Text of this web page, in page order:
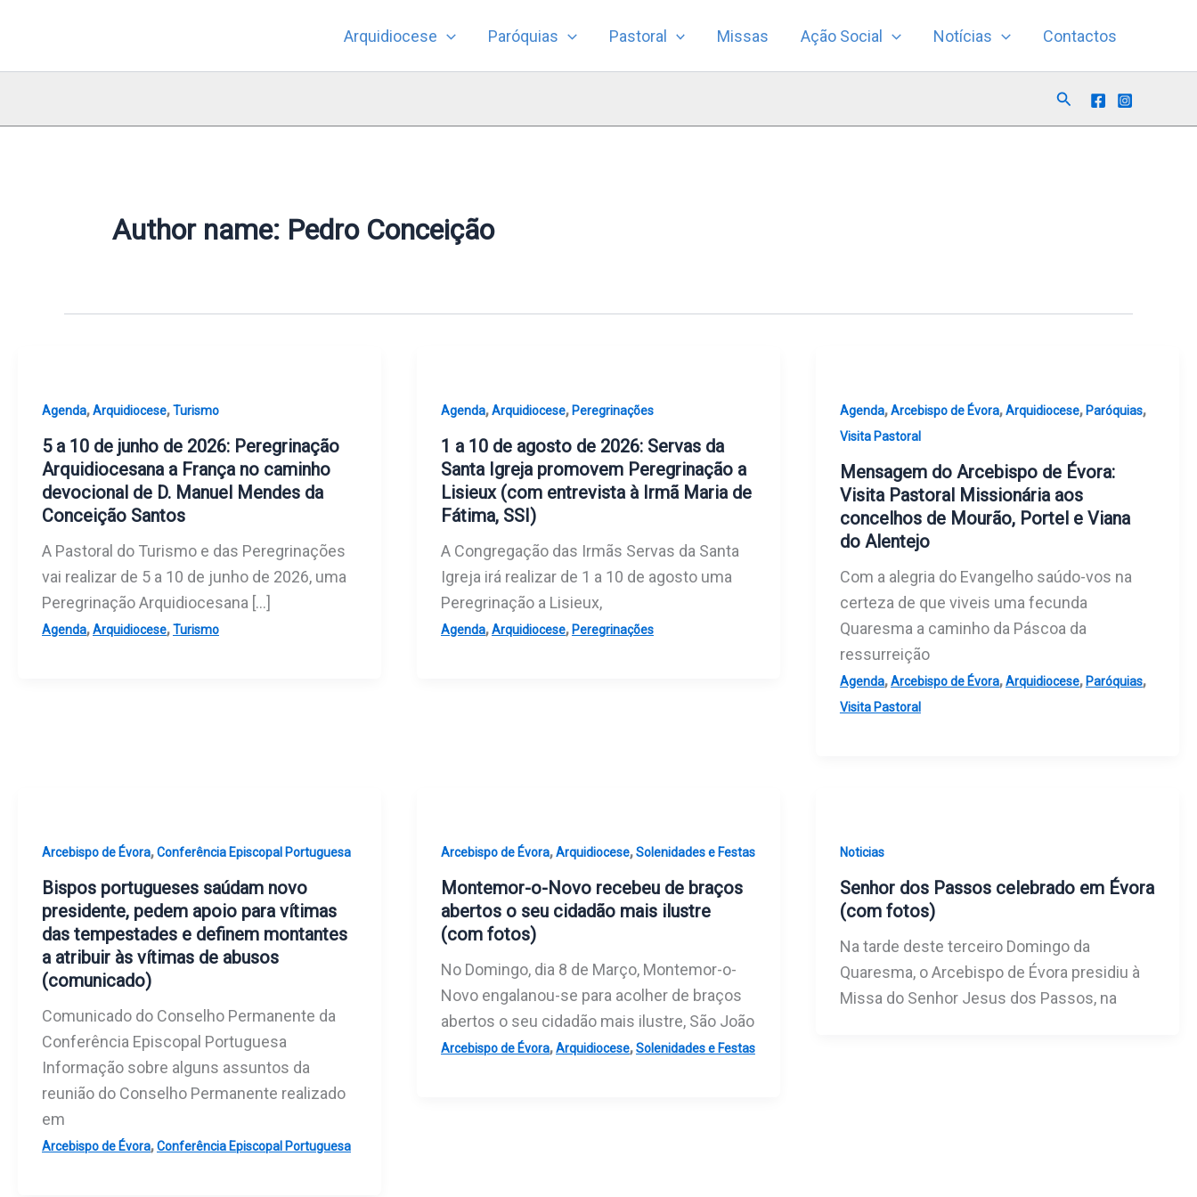
Arquidiocese Paróquias Pastoral Missas Ação Social Notícias Contactos
Search
Author name: Pedro Conceição
Agenda,Arquidiocese,Turismo
5 a 10 de junho de 2026: Peregrinação
Arquidiocesana a França no caminho
devocional de D. Manuel Mendes da
Conceição Santos
A Pastoral do Turismo e das Peregrinações
vai realizar de 5 a 10 de junho de 2026, uma
Peregrinação Arquidiocesana […]
Agenda,Arquidiocese,Turismo
Agenda,Arquidiocese, Peregrinações
1 a 10 de agosto de 2026: Servas da
Santa Igreja promovem Peregrinação a
Lisieux (com entrevista à Irmã Maria de
Fátima, SSI)
A Congregação das Irmãs Servas da Santa
Igreja irá realizar de 1 a 10 de agosto uma
Peregrinação a Lisieux,
Agenda,Arquidiocese, Peregrinações
Agenda,Arcebispo de Évora,Arquidiocese, Paróquias,
Visita Pastoral
Mensagem do Arcebispo de Évora:
Visita Pastoral Missionária aos
concelhos de Mourão, Portel e Viana
do Alentejo
Com a alegria do Evangelho saúdo-vos na
certeza de que viveis uma fecunda
Quaresma a caminho da Páscoa da
ressurreição
Agenda,Arcebispo de Évora,Arquidiocese, Paróquias,
Visita Pastoral
Arcebispo de Évora,Conferência Episcopal Portuguesa
Bispos portugueses saúdam novo
presidente, pedem apoio para vítimas
das tempestades e definem montantes
a atribuir às vítimas de abusos
(comunicado)
Comunicado do Conselho Permanente da
Conferência Episcopal Portuguesa
Informação sobre alguns assuntos da
reunião do Conselho Permanente realizado
em
Arcebispo de Évora,Conferência Episcopal Portuguesa
Arcebispo de Évora,Arquidiocese,Solenidades e Festas
Montemor-o-Novo recebeu de braços
abertos o seu cidadão mais ilustre
(com fotos)
No Domingo, dia 8 de Março, Montemor-o-
Novo engalanou-se para acolher de braços
abertos o seu cidadão mais ilustre, São João
Arcebispo de Évora,Arquidiocese,Solenidades e Festas
Noticias
Senhor dos Passos celebrado em Évora
(com fotos)
Na tarde deste terceiro Domingo da
Quaresma, o Arcebispo de Évora presidiu à
Missa do Senhor Jesus dos Passos, na